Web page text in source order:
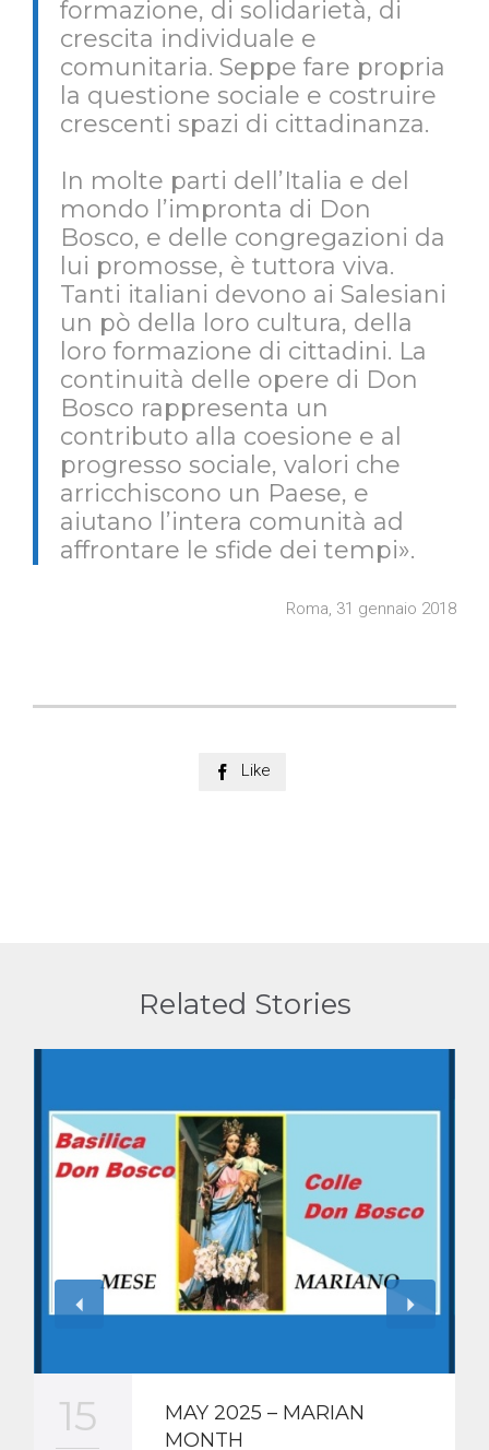
formazione, di solidarietà, di
crescita individuale e
comunitaria. Seppe fare propria
la questione sociale e costruire
crescenti spazi di cittadinanza.
In molte parti dell’Italia e del
mondo l’impronta di Don
Bosco, e delle congregazioni da
lui promosse, è tuttora viva.
Tanti italiani devono ai Salesiani
un pò della loro cultura, della
loro formazione di cittadini. La
continuità delle opere di Don
Bosco rappresenta un
contributo alla coesione e al
progresso sociale, valori che
arricchiscono un Paese, e
aiutano l’intera comunità ad
affrontare le sfide dei tempi».
Roma, 31 gennaio 2018
 Like
Related Stories
15
MAY 2025 – MARIAN
MONTH